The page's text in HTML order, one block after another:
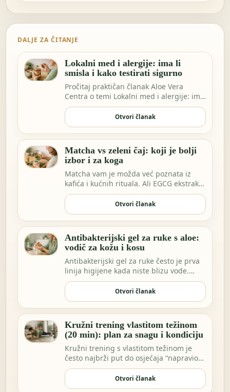
DALJE ZA ČITANJE
Lokalni med i alergije: ima li
smisla i kako testirati sigurno
Pročitaj praktičan članak Aloe Vera
Centra o temi Lokalni med i alergije: ima
li smisla…
Otvori članak
Matcha vs zeleni čaj: koji je bolji
izbor i za koga
Matcha vam je možda već poznata iz
kafića i kućnih rituala. Ali EGCG ekstrakt
sve češće…
Otvori članak
Antibakterijski gel za ruke s aloe:
vodič za kožu i kosu
Antibakterijski gel za ruke često je prva
linija higijene kada niste blizu vode.
Možda …
Otvori članak
Kružni trening vlastitom težinom
(20 min): plan za snagu i kondiciju
Kružni trening s vlastitom težinom je
često najbrži put do osjećaja “napravio
sam nešto…
Otvori članak